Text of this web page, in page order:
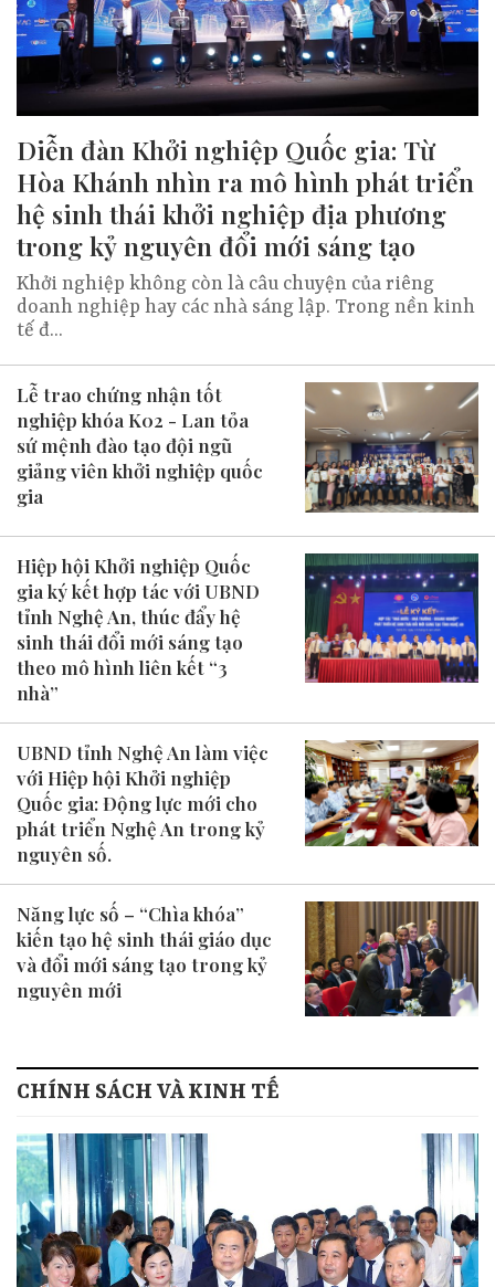
Diễn đàn Khởi nghiệp Quốc gia: Từ
Hòa Khánh nhìn ra mô hình phát triển
hệ sinh thái khởi nghiệp địa phương
trong kỷ nguyên đổi mới sáng tạo
Khởi nghiệp không còn là câu chuyện của riêng
doanh nghiệp hay các nhà sáng lập. Trong nền kinh
tế đ...
Lễ trao chứng nhận tốt
nghiệp khóa K02 - Lan tỏa
sứ mệnh đào tạo đội ngũ
giảng viên khởi nghiệp quốc
gia
​Hiệp hội Khởi nghiệp Quốc
gia ký kết hợp tác với UBND
tỉnh Nghệ An, thúc đẩy hệ
sinh thái đổi mới sáng tạo
theo mô hình liên kết “3
nhà”
UBND tỉnh Nghệ An làm việc
với Hiệp hội Khởi nghiệp
Quốc gia: Động lực mới cho
phát triển Nghệ An trong kỷ
nguyên số.
Năng lực số – “Chìa khóa”
kiến tạo hệ sinh thái giáo dục
và đổi mới sáng tạo trong kỷ
nguyên mới
CHÍNH SÁCH VÀ KINH TẾ